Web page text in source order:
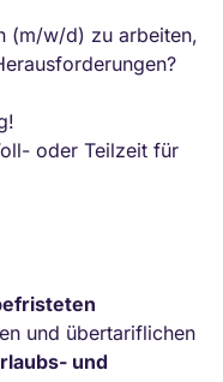
(m/w/d) zu arbeiten,
oder Teilzeit für
und übertariflichen
und